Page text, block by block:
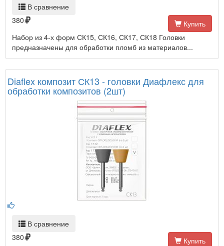
В сравнение
380
Купить
Набор из 4-х форм СК15, СК16, СК17, СК18 Головки
предназначены для обработки пломб из материалов...
Diaflex композит СК13 - головки Диафлекс для
обработки композитов (2шт)
В сравнение
380
Купить